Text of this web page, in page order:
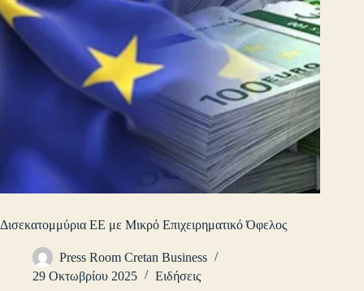
Δισεκατομμύρια ΕΕ με Μικρό Επιχειρηματικό Όφελος
Press Room Cretan Business
29 Οκτωβρίου 2025
Ειδήσεις